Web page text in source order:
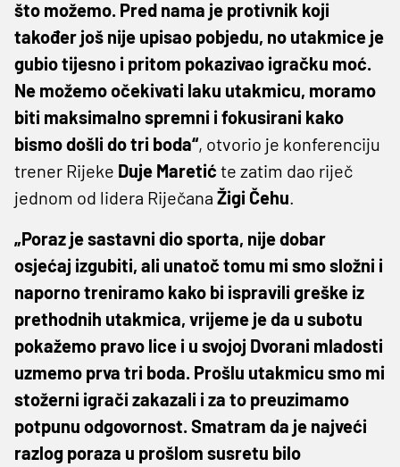
što možemo. Pred nama je protivnik koji
također još nije upisao pobjedu, no utakmice je
gubio tijesno i pritom pokazivao igračku moć.
Ne možemo očekivati laku utakmicu, moramo
biti maksimalno spremni i fokusirani kako
bismo došli do tri boda“, otvorio je konferenciju
trener Rijeke Duje Maretić te zatim dao riječ
jednom od lidera Riječana Žigi Čehu.
„Poraz je sastavni dio sporta, nije dobar
osjećaj izgubiti, ali unatoč tomu mi smo složni i
naporno treniramo kako bi ispravili greške iz
prethodnih utakmica, vrijeme je da u subotu
pokažemo pravo lice i u svojoj Dvorani mladosti
uzmemo prva tri boda. Prošlu utakmicu smo mi
stožerni igrači zakazali i za to preuzimamo
potpunu odgovornost. Smatram da je najveći
razlog poraza u prošlom susretu bilo